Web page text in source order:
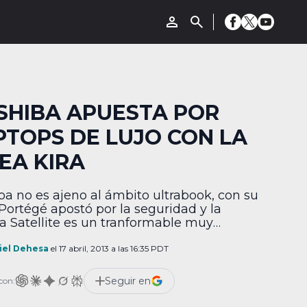
APUESTA POR
DE LUJO CON LA
KIRA
no es ajeno al ámbito ultrabook, con su
apostó por la seguridad y la
Satellite es un tranformable muy
de confort y apostar por las
por competir con las mejores laptops
del […]
Dehesa el 17 abril, 2013 a las 16:35 PDT
Seguir en